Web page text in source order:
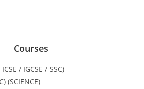
Courses
/ IGCSE / SSC)
(SCIENCE)